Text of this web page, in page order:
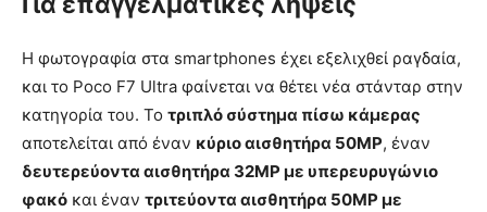
Η φωτογραφία στα smartphones έχει εξελιχθεί ραγδαία,
και το Poco F7 Ultra φαίνεται να θέτει νέα στάνταρ στην
κατηγορία του. Το τριπλό σύστημα πίσω κάμερας
αποτελείται από έναν κύριο αισθητήρα 50MP, έναν
δευτερεύοντα αισθητήρα 32MP με υπερευρυγώνιο
φακό και έναν τριτεύοντα αισθητήρα 50MP με